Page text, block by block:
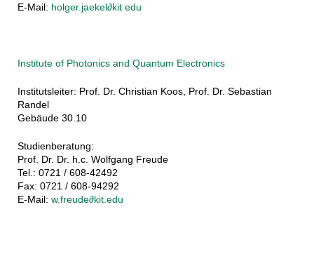
E-Mail: holger.jaekel∂kit edu
Institute of Photonics and Quantum Electronics
Institutsleiter: Prof. Dr. Christian Koos, Prof. Dr. Sebastian
Randel
Gebäude 30.10
Studienberatung:
Prof. Dr. Dr. h.c. Wolfgang Freude
Tel.: 0721 / 608-42492
Fax: 0721 / 608-94292
E-Mail: w.freude∂kit.edu